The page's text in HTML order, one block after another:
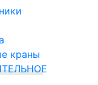
краны